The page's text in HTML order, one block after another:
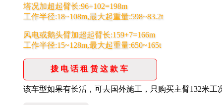
塔况加超起臂长:96+102=198m
工作半径:18~108m,最大起重量:598~83.2t
风电或鹅头臂加超起臂长:159+7=166m
工作半径:15~128m,最大起重量:650~165t
拨电话租赁这款车
该车型如果有长活，可去国外施工，只购买主臂132米工